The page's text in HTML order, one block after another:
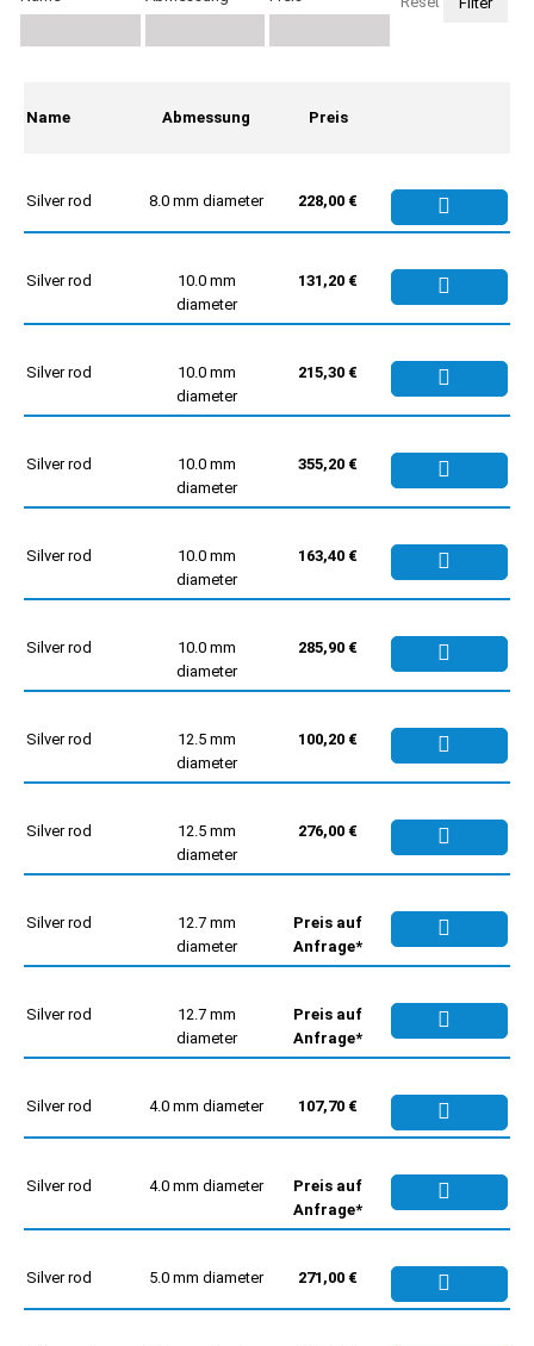
Name Abmessung Preis
Silver rod 8.0 mm diameter 228,00 €
Silver rod
10.0 mm
diameter
131,20 €
Silver rod
10.0 mm
diameter
215,30 €
Silver rod
10.0 mm
diameter
355,20 €
Silver rod
10.0 mm
diameter
163,40 €
Silver rod
10.0 mm
diameter
285,90 €
Silver rod
12.5 mm
diameter
100,20 €
Silver rod
12.5 mm
diameter
276,00 €
Silver rod
12.7 mm
diameter
Preis auf
Anfrage*
Silver rod
12.7 mm
diameter
Preis auf
Anfrage*
Silver rod 4.0 mm diameter 107,70 €
Silver rod 4.0 mm diameter
Preis auf
Anfrage*
Silver rod 5.0 mm diameter 271,00 €